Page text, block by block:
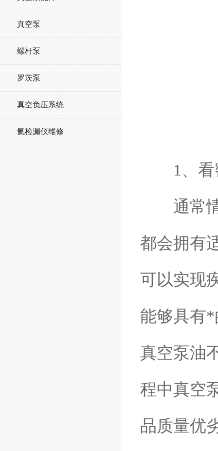
真空泵
螺杆泵
罗茨泵
真空负压系统
氦检漏仪维修
1、看
通常情
都会拥有
可以实现
能够具有
真空泵油
程中真空
品质量优